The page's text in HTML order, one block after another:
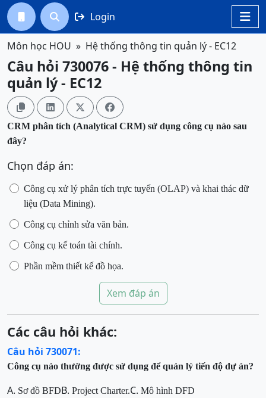

  Login
Môn học HOU Hệ thống thông tin quản lý - EC12
Câu hỏi 730076 - Hệ thống thông tin
quản lý - EC12
   
CRM phân tích (Analytical CRM) sử dụng công cụ nào sau
đây?
Chọn đáp án:
Công cụ xử lý phân tích trực tuyến (OLAP) và khai thác dữ
liệu (Data Mining).
Công cụ chỉnh sửa văn bản.
Công cụ kế toán tài chính.
Phần mềm thiết kế đồ họa.
Xem đáp án
Các câu hỏi khác:
Câu hỏi 730071:
Công cụ nào thường được sử dụng để quản lý tiến độ dự án?
A. Sơ đồ BFDB. Project Charter.C. Mô hình DFD